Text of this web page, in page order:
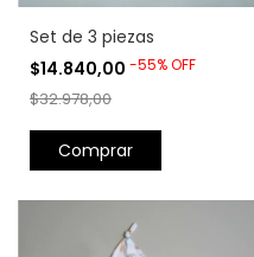
Set de 3 piezas
$14.840,00 -55%OFF
$32.978,00
Comprar